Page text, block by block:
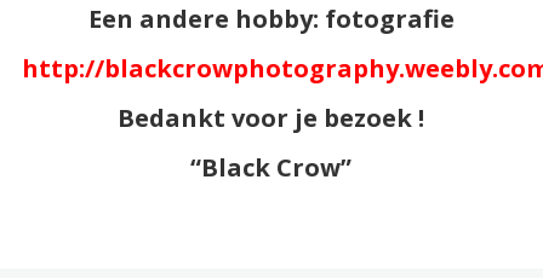
Een andere hobby: fotografie
http://
Bedankt voor je bezoek !
“Black Crow”